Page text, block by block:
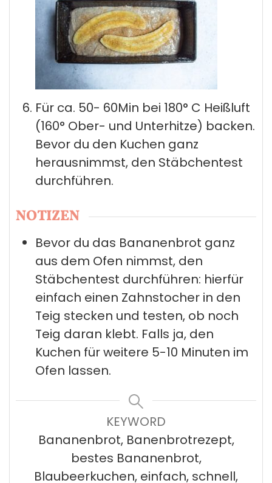
Für ca. 50- 60Min bei 180° C Heißluft
(160° Ober- und Unterhitze) backen.
Bevor du den Kuchen ganz
herausnimmst, den Stäbchentest
durchführen.
NOTIZEN
Bevor du das Bananenbrot ganz
aus dem Ofen nimmst, den
Stäbchentest durchführen: hierfür
einfach einen Zahnstocher in den
Teig stecken und testen, ob noch
Teig daran klebt. Falls ja, den
Kuchen für weitere 5-10 Minuten im
Ofen lassen.
KEYWORD
Bananenbrot, Banenbrotrezept,
bestes Bananenbrot,
Blaubeerkuchen, einfach, schnell,